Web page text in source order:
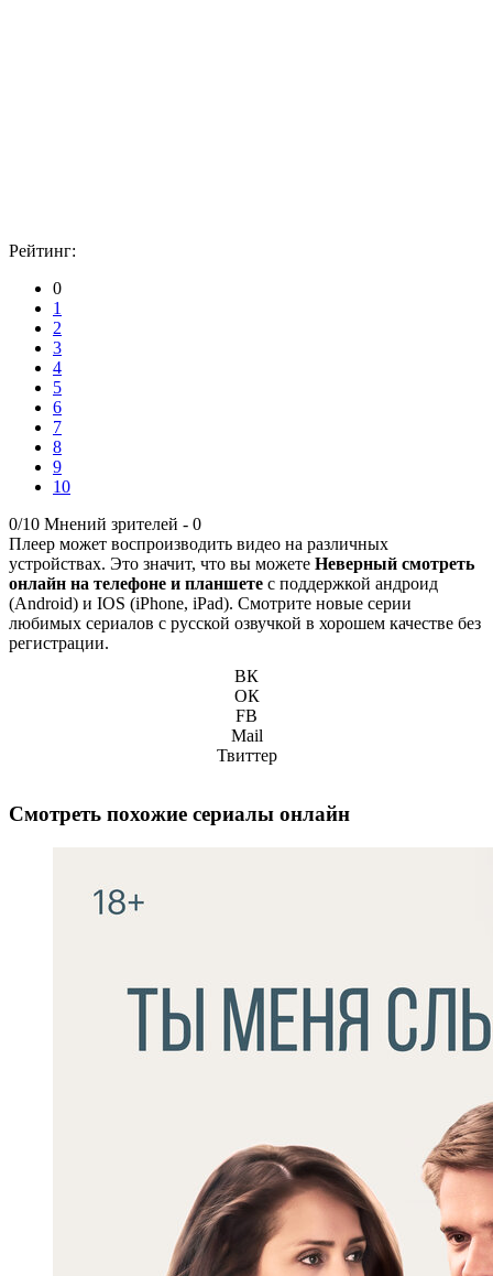
Рейтинг:
0
1
2
3
4
5
6
7
8
9
10
0/10 Мнений зрителей - 0
Плеер может воспроизводить видео на различных
устройствах. Это значит, что вы можете Неверный смотреть
онлайн на телефоне и планшете с поддержкой андроид
(Android) и IOS (iPhone, iPad). Смотрите новые серии
любимых сериалов с русской озвучкой в хорошем качестве без
регистрации.
ВК
ОК
FB
Mail
Твиттер
Смотреть похожие сериалы онлайн